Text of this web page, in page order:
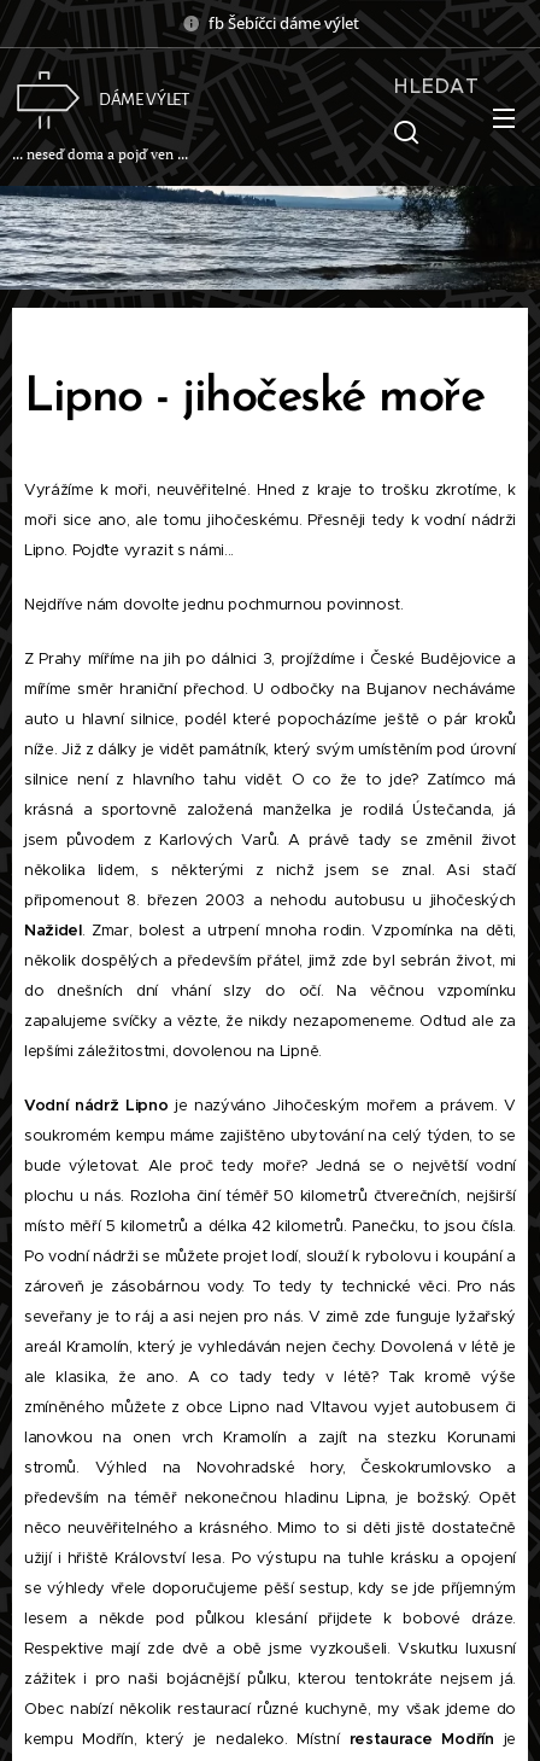
fb Šebíčci dáme výlet
DÁME VÝLET
... neseď doma a pojď ven ...
HLEDAT
Lipno - jihočeské moře
Vyrážíme k moři, neuvěřitelné. Hned z kraje to trošku zkrotíme, k
moři sice ano, ale tomu jihočeskému. Přesněji tedy k vodní nádrži
Lipno. Pojďte vyrazit s námi...
Nejdříve nám dovolte jednu pochmurnou povinnost.
Z Prahy míříme na jih po dálnici 3, projíždíme i České Budějovice a
míříme směr hraniční přechod. U odbočky na Bujanov necháváme
auto u hlavní silnice, podél které popocházíme ještě o pár kroků
níže. Již z dálky je vidět památník, který svým umístěním pod úrovní
silnice není z hlavního tahu vidět. O co že to jde? Zatímco má
krásná a sportovně založená manželka je rodilá Ústečanda, já
jsem původem z Karlových Varů. A právě tady se změnil život
několika lidem, s některými z nichž jsem se znal. Asi stačí
připomenout 8. březen 2003 a nehodu autobusu u jihočeských
Nažidel. Zmar, bolest a utrpení mnoha rodin. Vzpomínka na děti,
několik dospělých a především přátel, jimž zde byl sebrán život, mi
do dnešních dní vhání slzy do očí. Na věčnou vzpomínku
zapalujeme svíčky a vězte, že nikdy nezapomeneme. Odtud ale za
lepšími záležitostmi, dovolenou na Lipně.
Vodní nádrž Lipno je nazýváno Jihočeským mořem a právem. V
soukromém kempu máme zajištěno ubytování na celý týden, to se
bude výletovat. Ale proč tedy moře? Jedná se o největší vodní
plochu u nás. Rozloha činí téměř 50 kilometrů čtverečních, nejširší
místo měří 5 kilometrů a délka 42 kilometrů. Panečku, to jsou čísla.
Po vodní nádrži se můžete projet lodí, slouží k rybolovu i koupání a
zároveň je zásobárnou vody. To tedy ty technické věci. Pro nás
seveřany je to ráj a asi nejen pro nás. V zimě zde funguje lyžařský
areál Kramolín, který je vyhledáván nejen čechy. Dovolená v létě je
ale klasika, že ano. A co tady tedy v létě? Tak kromě výše
zmíněného můžete z obce Lipno nad Vltavou vyjet autobusem či
lanovkou na onen vrch Kramolín a zajít na stezku Korunami
stromů. Výhled na Novohradské hory, Českokrumlovsko a
především na téměř nekonečnou hladinu Lipna, je božský. Opět
něco neuvěřitelného a krásného. Mimo to si děti jistě dostatečně
užijí i hřiště Království lesa. Po výstupu na tuhle krásku a opojení
se výhledy vřele doporučujeme pěší sestup, kdy se jde příjemným
lesem a někde pod půlkou klesání přijdete k bobové dráze.
Respektive mají zde dvě a obě jsme vyzkoušeli. Vskutku luxusní
zážitek i pro naši bojácnější půlku, kterou tentokráte nejsem já.
Obec nabízí několik restaurací různé kuchyně, my však jdeme do
kempu Modřín, který je nedaleko. Místní restaurace Modřín je